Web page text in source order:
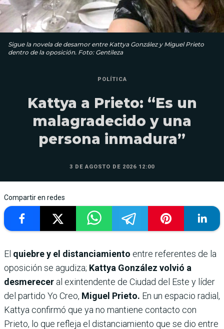
Sigue la novela de desamor entre Kattya González y Miguel Prieto
dentro de la oposición. Foto: Gentileza
POLÍTICA
Kattya a Prieto: “Es un
malagradecido y una
persona inmadura”
3 DE AGOSTO DE 2026 12:00
Compartir en redes
El quiebre y el distanciamiento entre referentes de la
oposición se agudiza; Kattya González volvió a
desmerecer al exintendente de Ciudad del Este y líder
del partido Yo Creo, Miguel Prieto. En un espacio radial,
Kattya confirmó que ya no mantiene contacto con
Prieto, lo que refleja el distanciamiento que se dio entre